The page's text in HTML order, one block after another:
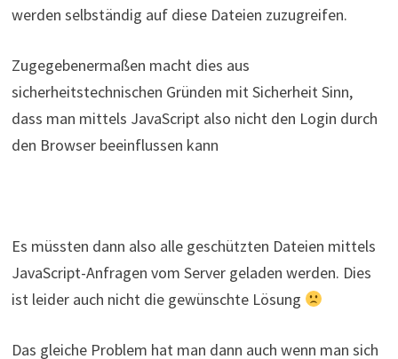
werden selbständig auf diese Dateien zuzugreifen.
Zugegebenermaßen macht dies aus
sicherheitstechnischen Gründen mit Sicherheit Sinn,
dass man mittels JavaScript also nicht den Login durch
den Browser beeinflussen kann
Es müssten dann also alle geschützten Dateien mittels
JavaScript-Anfragen vom Server geladen werden. Dies
ist leider auch nicht die gewünschte Lösung
Das gleiche Problem hat man dann auch wenn man sich